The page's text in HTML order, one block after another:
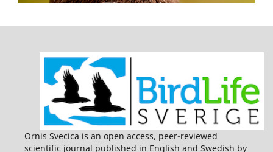
Ornis Svecica is an open access, peer-reviewed
scientific journal published in English and Swedish by